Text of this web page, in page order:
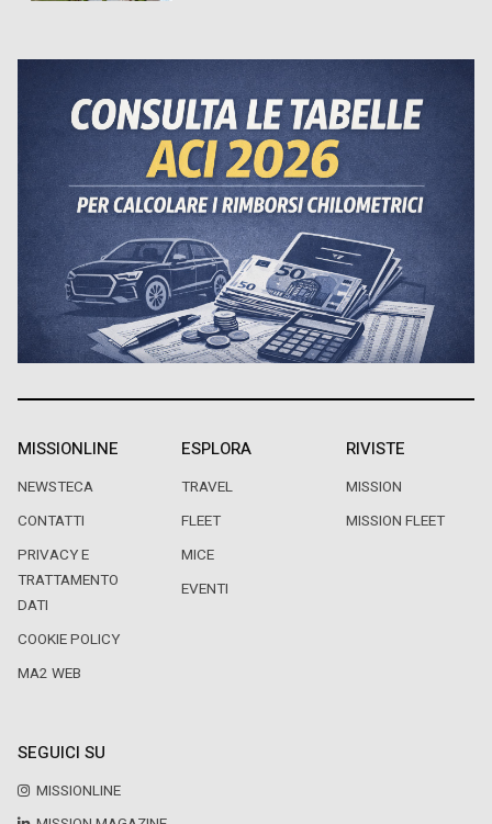
MISSIONLINE
NEWSTECA
CONTATTI
PRIVACY E
TRATTAMENTO
DATI
COOKIE POLICY
MA2 WEB
ESPLORA
TRAVEL
FLEET
MICE
EVENTI
RIVISTE
MISSION
MISSION FLEET
SEGUICI SU
MISSIONLINE